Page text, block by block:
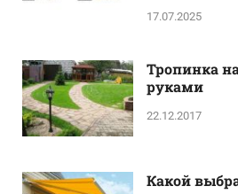
17.07.2025
Тропинка
руками
22.12.2017
Какой